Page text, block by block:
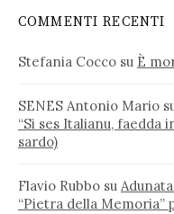
COMMENTI RECENTI
Stefania Cocco su È
SENES Antonio Mario
“Si ses Italianu, faedda
sardo)
Flavio Rubbo su
“Pietra della Memoria”